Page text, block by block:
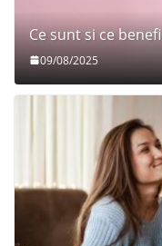
Ce sunt si ce
09/08/2025